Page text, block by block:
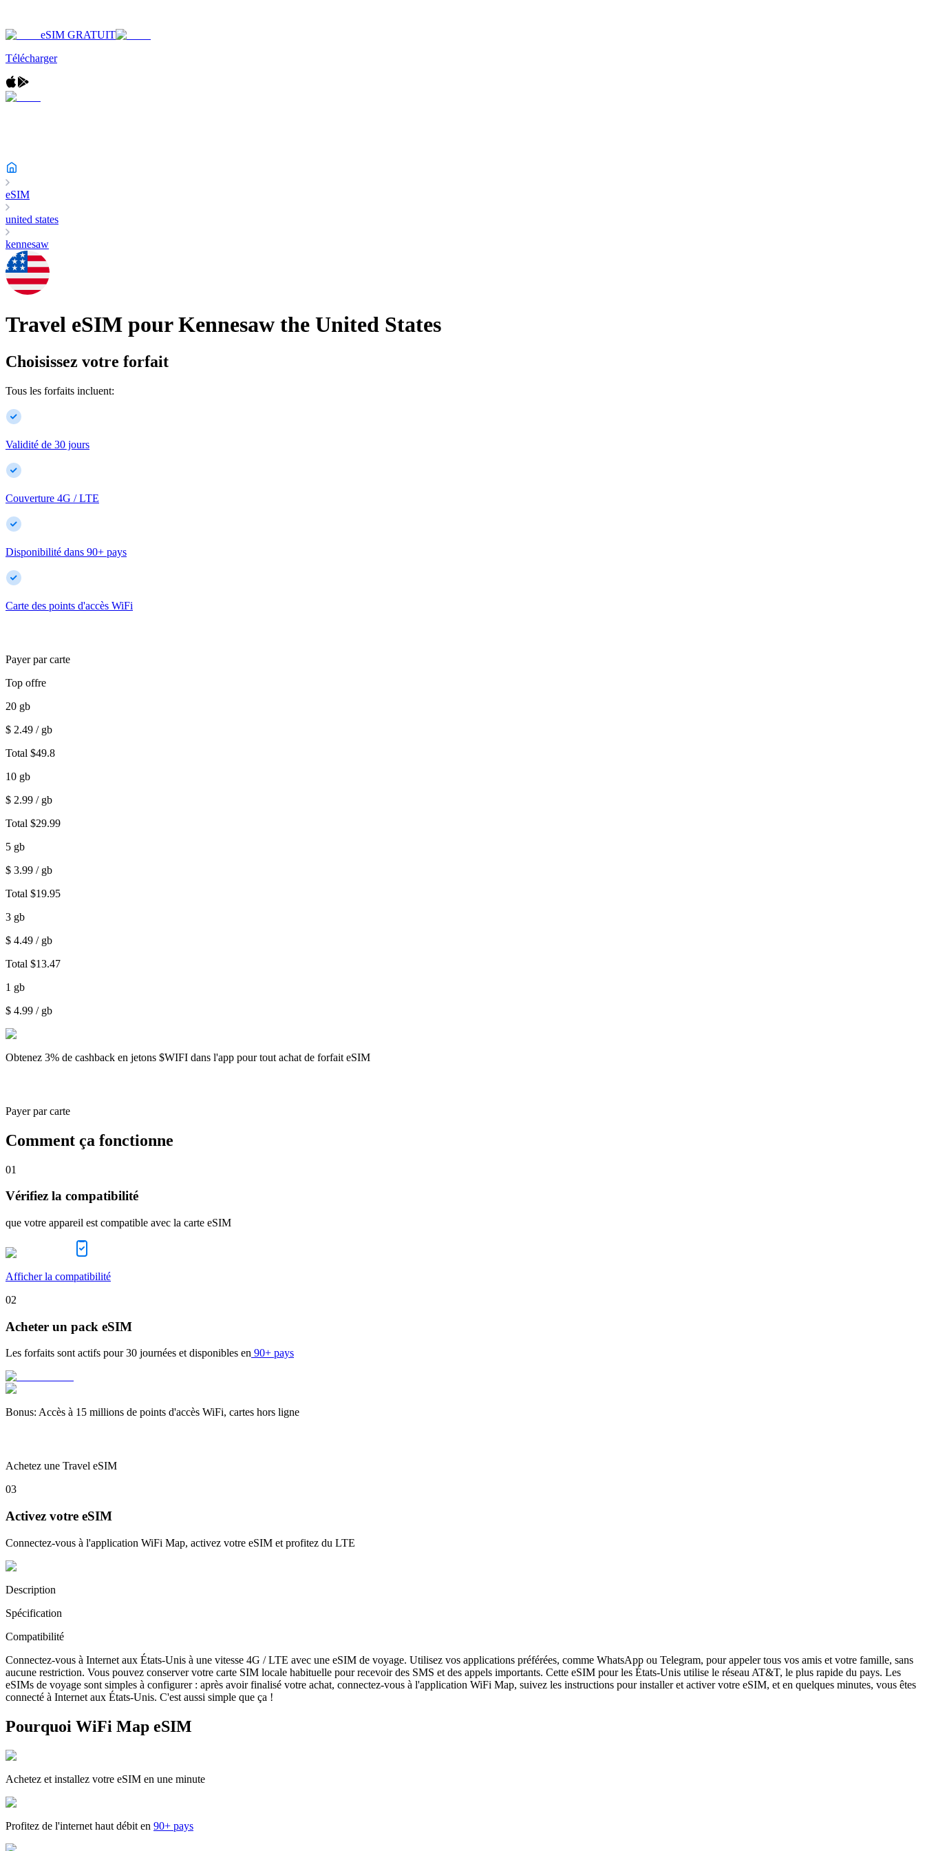
eSIM GRATUIT
Télécharger
eSIM
united states
kennesaw
Travel eSIM pour Kennesaw the United States
Choisissez votre forfait
Tous les forfaits incluent:
Validité de 30 jours
Couverture 4G / LTE
Disponibilité dans 90+ pays
Carte des points d'accès WiFi
Payer par carte
Top offre
20 gb
$ 2.49 / gb
Total $49.8
10 gb
$ 2.99 / gb
Total $29.99
5 gb
$ 3.99 / gb
Total $19.95
3 gb
$ 4.49 / gb
Total $13.47
1 gb
$ 4.99 / gb
Obtenez 3% de cashback en jetons $WIFI dans l'app pour tout achat de forfait eSIM
Payer par carte
Comment ça fonctionne
01
Vérifiez la compatibilité
que votre appareil est compatible avec la carte eSIM
Afficher la compatibilité
02
Acheter un pack eSIM
Les forfaits sont actifs pour 30 journées et disponibles en 90+ pays
Bonus: Accès à 15 millions de points d'accès WiFi, cartes hors ligne
Achetez une Travel eSIM
03
Activez votre eSIM
Connectez-vous à l'application WiFi Map, activez votre eSIM et profitez du LTE
Description
Spécification
Compatibilité
Connectez-vous à Internet aux États-Unis à une vitesse 4G / LTE avec une eSIM de voyage. Utilisez vos applications préférées, comme WhatsApp ou Telegram, pour appeler tous vos amis et votre famille, sans
aucune restriction. Vous pouvez conserver votre carte SIM locale habituelle pour recevoir des SMS et des appels importants. Cette eSIM pour les États-Unis utilise le réseau AT&T, le plus rapide du pays. Les
eSIMs de voyage sont simples à configurer : après avoir finalisé votre achat, connectez-vous à l'application WiFi Map, suivez les instructions pour installer et activer votre eSIM, et en quelques minutes, vous êtes
connecté à Internet aux États-Unis. C'est aussi simple que ça !
Pourquoi WiFi Map eSIM
Achetez et installez votre eSIM en une minute
Profitez de l'internet haut débit en 90+ pays